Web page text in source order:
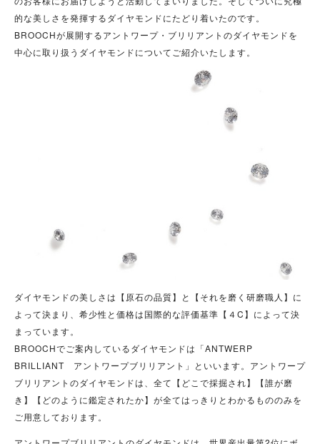
的な美しさを発揮するダイヤモンドにたどり着いたのです。
BROOCHが展開するアントワープ・ブリリアントのダイヤモンドを
中心に取り扱うダイヤモンドについてご紹介いたします。
ダイヤモンドの美しさは【原石の品質】と【それを磨く研磨職人】に
よって決まり、希少性と価格は国際的な評価基準【４C】によって決
まっています。
BROOCHでご案内しているダイヤモンドは「ANTWERP
BRILLIANT アントワープブリリアント」といいます。アントワープ
ブリリアントのダイヤモンドは、全て【どこで採掘され】【誰が磨
き】【どのように鑑定されたか】が全てはっきりとわかるもののみを
ご用意しております。